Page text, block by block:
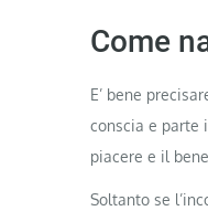
Come
E’ bene
conscia e parte
piacere e il
Soltanto se